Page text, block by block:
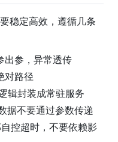
稳定高效，遵循几条
出参，异常透传
对路径
辑封装成常驻服务
据不要通过参数传递
控超时，不要依赖影